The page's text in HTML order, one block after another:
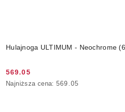
Hulajnoga ULTIMUM - Neochrome
Cena
promocyjna:
569.05
Najniższa
Najniższa cena: 569.05